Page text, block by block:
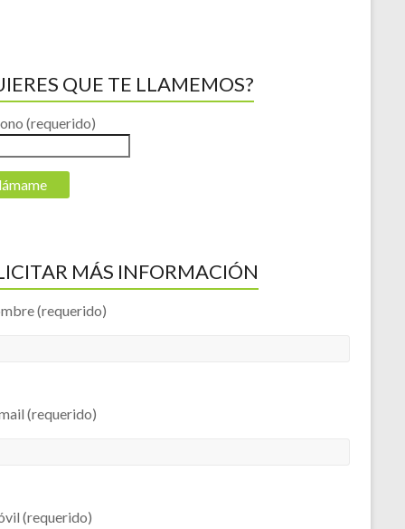
QUE TE LLAMEMOS?
(requerido)
MÁS INFORMACIÓN
(requerido)
(requerido)
(requerido)